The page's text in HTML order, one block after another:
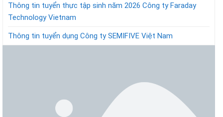
Thông tin tuyển thực tập sinh năm 2026 Công ty Faraday
Technology Vietnam
Thông tin tuyển dụng Công ty SEMIFIVE Việt Nam